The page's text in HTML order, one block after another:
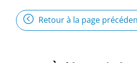
Retour à la page